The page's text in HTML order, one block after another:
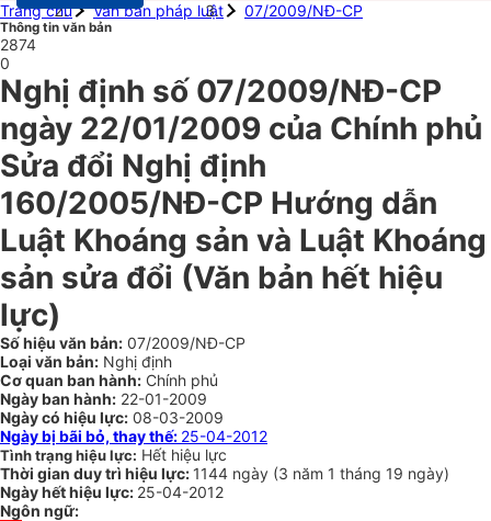
Trang chủ
Văn bản pháp luật 07/2009/NĐ-CP
Thông tin văn bản
2874
0
Nghị định số 07/2009/NĐ-CP
ngày 22/01/2009 của Chính phủ
Sửa đổi Nghị định
160/2005/NĐ-CP Hướng dẫn
Luật Khoáng sản và Luật Khoáng
sản sửa đổi (Văn bản hết hiệu
lực)
Số hiệu văn bản: 07/2009/NĐ-CP
Loại văn bản: Nghị định
Cơ quan ban hành: Chính phủ
Ngày ban hành: 22-01-2009
Ngày có hiệu lực: 08-03-2009
Ngày bị bãi bỏ, thay thế: 25-04-2012
Tình trạng hiệu lực: Hết hiệu lực
Thời gian duy trì hiệu lực: 1144 ngày (3 năm 1 tháng 19 ngày)
Ngày hết hiệu lực: 25-04-2012
Ngôn ngữ: